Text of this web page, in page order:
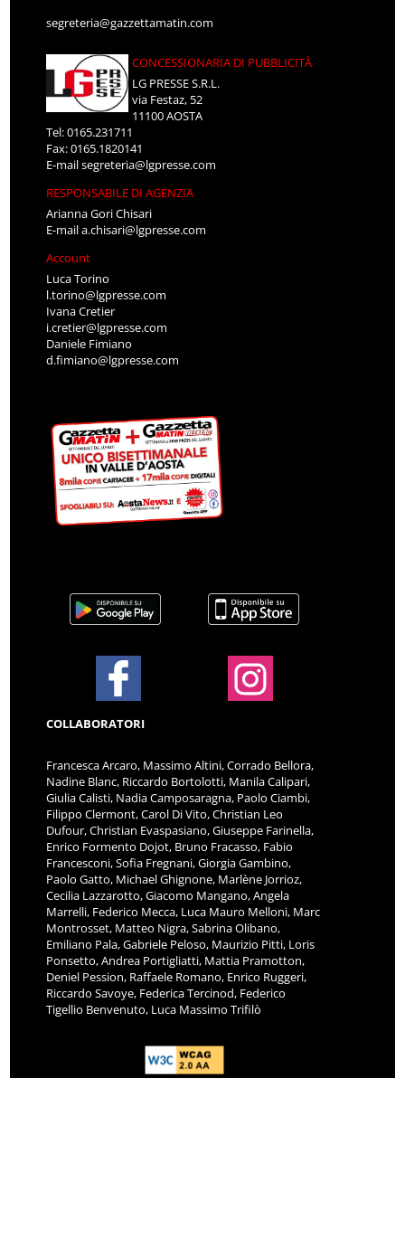
segreteria@gazzettamatin.com
CONCESSIONARIA DI PUBBLICITÀ
LG PRESSE S.R.L.
via Festaz, 52
11100 AOSTA
Tel: 0165.231711
Fax: 0165.1820141
E-mailsegreteria@lgpresse.com
RESPONSABILE DI AGENZIA
Arianna Gori Chisari
E-maila.chisari@lgpresse.com
Account
Luca Torino
l.torino@lgpresse.com
Ivana Cretier
i.cretier@lgpresse.com
Daniele Fimiano
d.fimiano@lgpresse.com
COLLABORATORI
Francesca Arcaro, Massimo Altini, Corrado Bellora,
Nadine Blanc, Riccardo Bortolotti, Manila Calipari,
Giulia Calisti, Nadia Camposaragna, Paolo Ciambi,
Filippo Clermont, Carol Di Vito, Christian Leo
Dufour, Christian Evaspasiano, Giuseppe Farinella,
Enrico Formento Dojot, Bruno Fracasso, Fabio
Francesconi, Sofia Fregnani, Giorgia Gambino,
Paolo Gatto, Michael Ghignone, Marlène Jorrioz,
Cecilia Lazzarotto, Giacomo Mangano, Angela
Marrelli, Federico Mecca, Luca Mauro Melloni, Marc
Montrosset, Matteo Nigra, Sabrina Olibano,
Emiliano Pala, Gabriele Peloso, Maurizio Pitti, Loris
Ponsetto, Andrea Portigliatti, Mattia Pramotton,
Deniel Pession, Raffaele Romano, Enrico Ruggeri,
Riccardo Savoye, Federica Tercinod, Federico
Tigellio Benvenuto, Luca Massimo Trifilò